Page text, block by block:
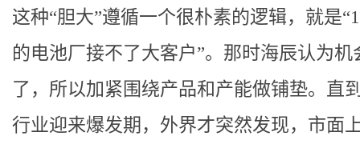
这种“胆大”遵循一个很朴素的逻辑，就是
的电池厂接不了大客户”。那时海辰认为机
了，所以加紧围绕产品和产能做铺垫。直
行业迎来爆发期，外界才突然发现，市面